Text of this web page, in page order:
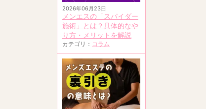
2026年06月23日
メンエスの「スパイダー
施術」とは？具体的なや
り方・メリットを解説
カテゴリ： コラム